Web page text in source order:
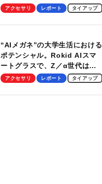
ビュー。冷却の速さ、密着する
性がグッド！
アクセサリ レポート タイアップ
“AIメガネ”の大学生活における
ポテンシャル。Rokid AIスマ
ートグラスで、Z／α世代は何
を見る？ 現役学生起業家、そ
【PR】
アクセサリ レポート タイアップ